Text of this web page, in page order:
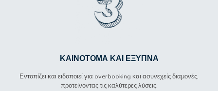
ΚΑΙΝΟΤΌΜΑ ΚΑΙ ΈΞΥΠΝΑ
Εντοπίζει και ειδοποιεί για overbooking και ασυνεχείς διαμονές,
προτείνοντας τις καλύτερες λύσεις.